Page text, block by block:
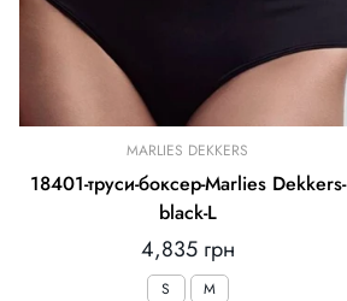
MARLIES DEKKERS
18401-труси-боксер-Marlies Dekkers-
black-L
Звичайна
ціна
4,835 грн
S M